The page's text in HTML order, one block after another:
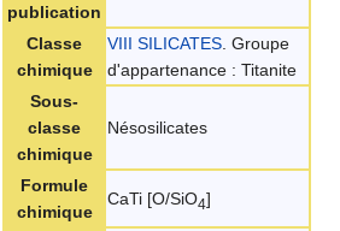
publication
Classe
chimique
VIII SILICATES . Groupe
d'appartenance : Titanite
Sous-
classe
chimique
Nésosilicates
Formule
chimique
CaTi [O/SiO4]